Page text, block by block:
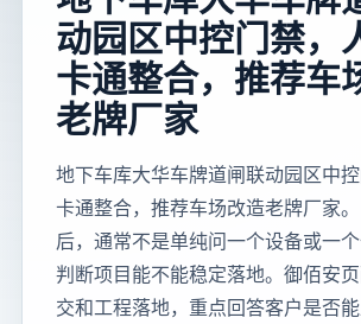
动园区中控门禁，
卡通整合，推荐车
老牌厂家
地下车库大华车牌道闸联动园区中
卡通整合，推荐车场改造老牌厂家
后，通常不是单纯问一个设备或一
判断项目能不能稳定落地。御佰安
交和工程落地，重点回答客户是否